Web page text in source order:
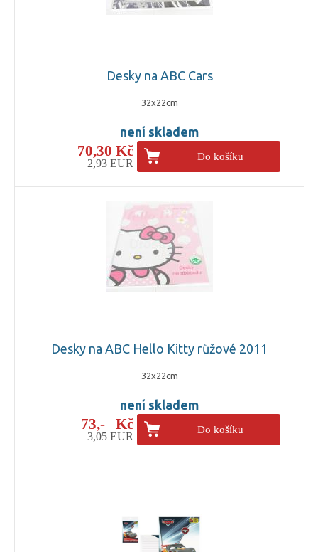
Desky na ABC Cars
32x22cm
není skladem
70,30 Kč
2,93 EUR
Do košíku
Desky na ABC Hello Kitty růžové 2011
32x22cm
není skladem
73,- Kč
3,05 EUR
Do košíku